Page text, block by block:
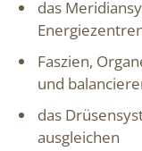
das
Faszien,
und
das
ausgleichen